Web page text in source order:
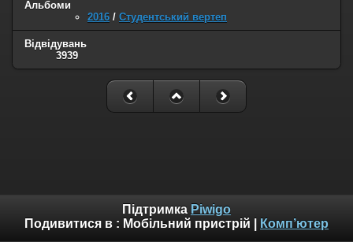
Альбоми
2016 / Студентський вертеп
Відвідувань
3939
Підтримка Piwigo
Подивитися в : Мобільний пристрій Комп’ютер